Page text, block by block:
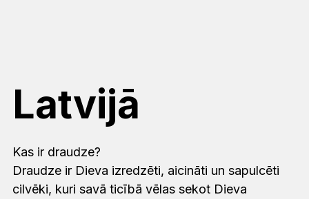
Latvijā
Kas ir draudze?
Draudze ir Dieva izredzēti, aicināti un sapulcēti
cilvēki, kuri savā ticībā vēlas sekot Dieva